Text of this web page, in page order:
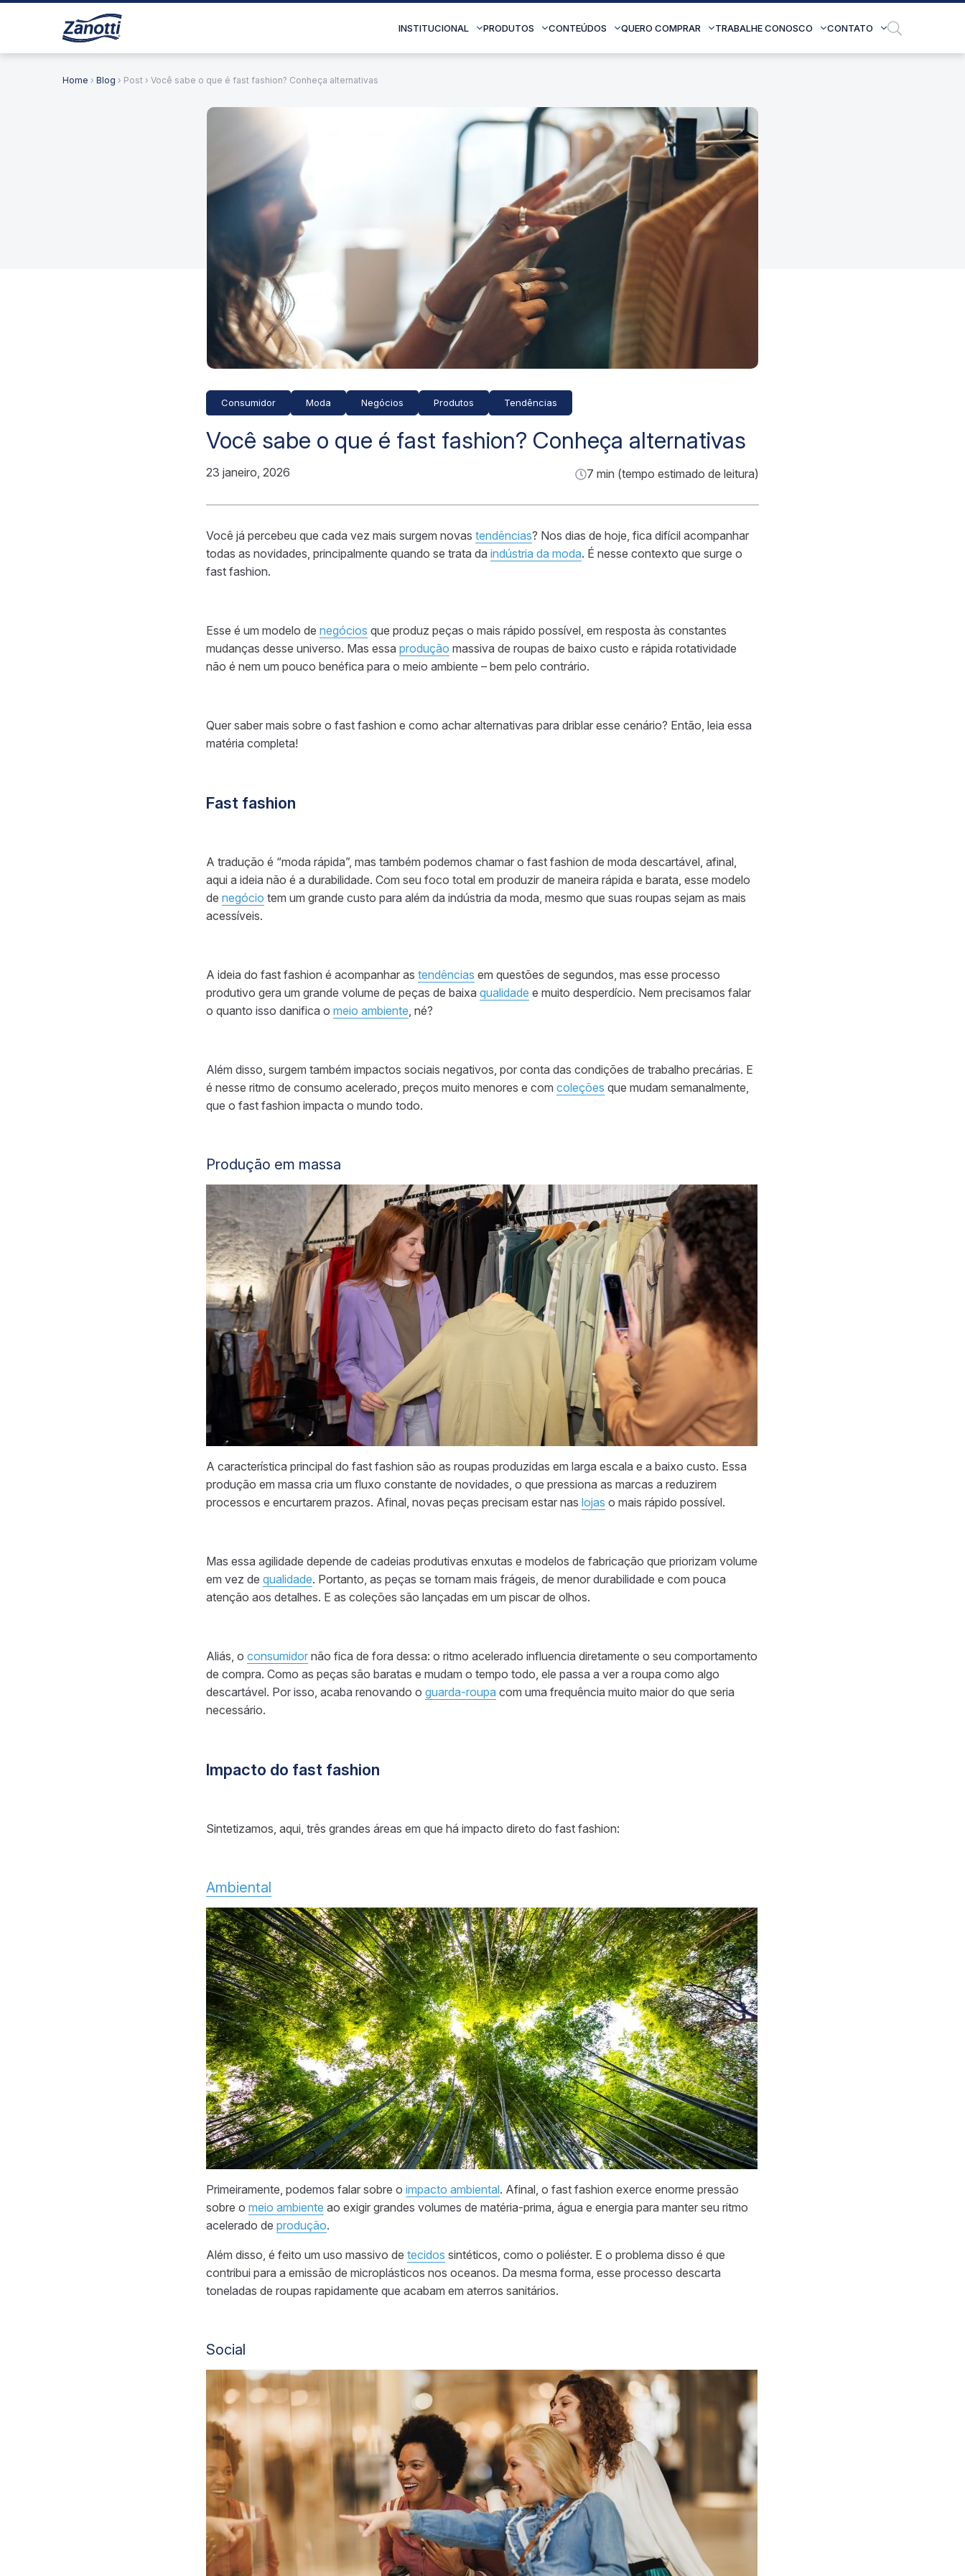
INSTITUCIONAL PRODUTOS CONTEÚDOS QUERO COMPRAR TRABALHE CONOSCO CONTATO
Home › Blog › Post › Você sabe o que é fast fashion? Conheça alternativas
Consumidor Moda Negócios Produtos Tendências
Você sabe o que é fast fashion? Conheça alternativas
23 janeiro, 2026 7 min (tempo estimado de leitura)
Você já percebeu que cada vez mais surgem novas tendências? Nos dias de hoje, fica difícil acompanhar
todas as novidades, principalmente quando se trata da indústria da moda. É nesse contexto que surge o
fast fashion.
Esse é um modelo de negócios que produz peças o mais rápido possível, em resposta às constantes
mudanças desse universo. Mas essa produção massiva de roupas de baixo custo e rápida rotatividade
não é nem um pouco benéfica para o meio ambiente – bem pelo contrário.
Quer saber mais sobre o fast fashion e como achar alternativas para driblar esse cenário? Então, leia essa
matéria completa!
Fast fashion
A tradução é “moda rápida”, mas também podemos chamar o fast fashion de moda descartável, afinal,
aqui a ideia não é a durabilidade. Com seu foco total em produzir de maneira rápida e barata, esse modelo
de negócio tem um grande custo para além da indústria da moda, mesmo que suas roupas sejam as mais
acessíveis.
A ideia do fast fashion é acompanhar as tendências em questões de segundos, mas esse processo
produtivo gera um grande volume de peças de baixa qualidade e muito desperdício. Nem precisamos falar
o quanto isso danifica o meio ambiente, né?
Além disso, surgem também impactos sociais negativos, por conta das condições de trabalho precárias. E
é nesse ritmo de consumo acelerado, preços muito menores e com coleções que mudam semanalmente,
que o fast fashion impacta o mundo todo.
Produção em massa
A característica principal do fast fashion são as roupas produzidas em larga escala e a baixo custo. Essa
produção em massa cria um fluxo constante de novidades, o que pressiona as marcas a reduzirem
processos e encurtarem prazos. Afinal, novas peças precisam estar nas lojas o mais rápido possível.
Mas essa agilidade depende de cadeias produtivas enxutas e modelos de fabricação que priorizam volume
em vez de qualidade. Portanto, as peças se tornam mais frágeis, de menor durabilidade e com pouca
atenção aos detalhes. E as coleções são lançadas em um piscar de olhos.
Aliás, o consumidor não fica de fora dessa: o ritmo acelerado influencia diretamente o seu comportamento
de compra. Como as peças são baratas e mudam o tempo todo, ele passa a ver a roupa como algo
descartável. Por isso, acaba renovando o guarda-roupa com uma frequência muito maior do que seria
necessário.
Impacto do fast fashion
Sintetizamos, aqui, três grandes áreas em que há impacto direto do fast fashion:
Ambiental
Primeiramente, podemos falar sobre o impacto ambiental. Afinal, o fast fashion exerce enorme pressão
sobre o meio ambiente ao exigir grandes volumes de matéria-prima, água e energia para manter seu ritmo
acelerado de produção.
Além disso, é feito um uso massivo de tecidos sintéticos, como o poliéster. E o problema disso é que
contribui para a emissão de microplásticos nos oceanos. Da mesma forma, esse processo descarta
toneladas de roupas rapidamente que acabam em aterros sanitários.
Social